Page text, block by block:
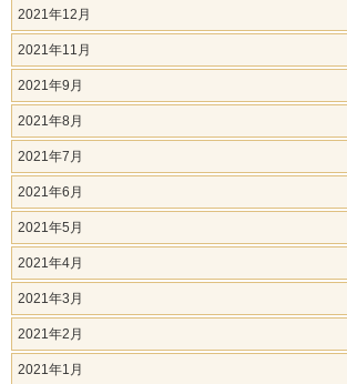
2021年12月
2021年11月
2021年9月
2021年8月
2021年7月
2021年6月
2021年5月
2021年4月
2021年3月
2021年2月
2021年1月